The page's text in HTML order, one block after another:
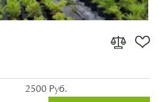
2500 Руб.